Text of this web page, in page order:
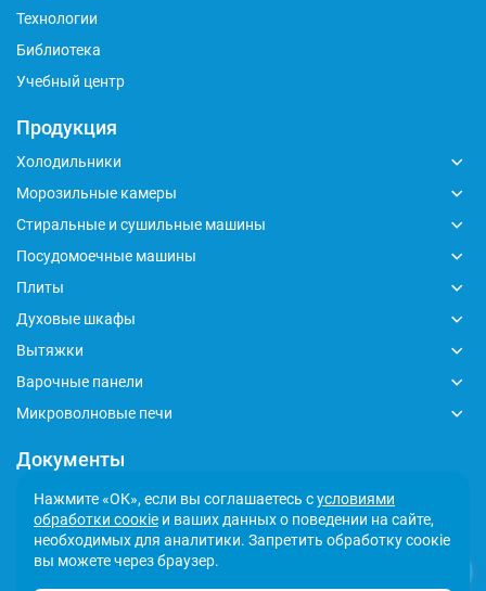
Технологии
Библиотека
Учебный центр
Продукция
Холодильники
Морозильные камеры
Стиральные и сушильные машины
Посудомоечные машины
Плиты
Духовые шкафы
Вытяжки
Варочные панели
Микроволновые печи
Документы
Глобальный кодекс делового поведения
Политика обработки персональных данных
Сообщить о несоответствии
Нажмите «ОК», если вы соглашаетесь сусловиями
обработки соокіе и ваших данных о поведении на сайте,
необходимых для аналитики. Запретить обработку соокіе
вы можете через браузер.